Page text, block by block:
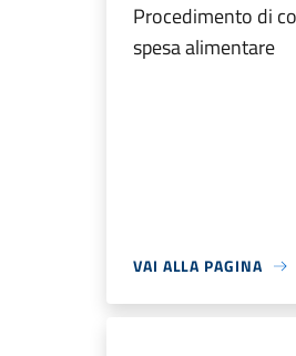
Procedimento di
spesa alimentare
VAI ALLA PAGINA